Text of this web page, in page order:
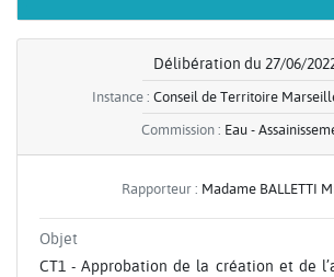
Délibération du 27/06/
Instance : Conseil de Territoire
Commission : Eau -
Rapporteur : Madame BALLETTI
Objet
CT1 - Approbation de la création et de